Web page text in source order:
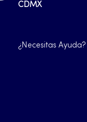
CDMX
¿Necesitas Ayuda?